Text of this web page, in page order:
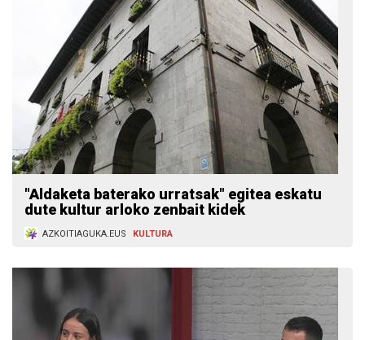
"Aldaketa baterako urratsak" egitea eskatu
dute kultur arloko zenbait kidek
AZKOITIAGUKA.EUS KULTURA